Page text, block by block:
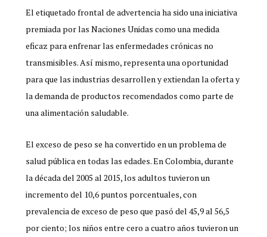
El etiquetado frontal de advertencia ha sido una iniciativa
premiada por las Naciones Unidas como una medida
eficaz para enfrenar las enfermedades crónicas no
transmisibles. Así mismo, representa una oportunidad
para que las industrias desarrollen y extiendan la oferta y
la demanda de productos recomendados como parte de
una alimentación saludable.
El exceso de peso se ha convertido en un problema de
salud pública en todas las edades. En Colombia, durante
la década del 2005 al 2015, los adultos tuvieron un
incremento del 10,6 puntos porcentuales, con
prevalencia de exceso de peso que pasó del 45,9 al 56,5
por ciento; los niños entre cero a cuatro años tuvieron un